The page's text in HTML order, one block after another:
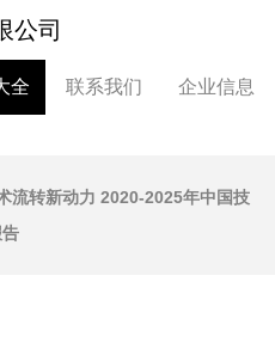
公司
全 联系我们 企业信息
流转新动力 2020-2025年中国技